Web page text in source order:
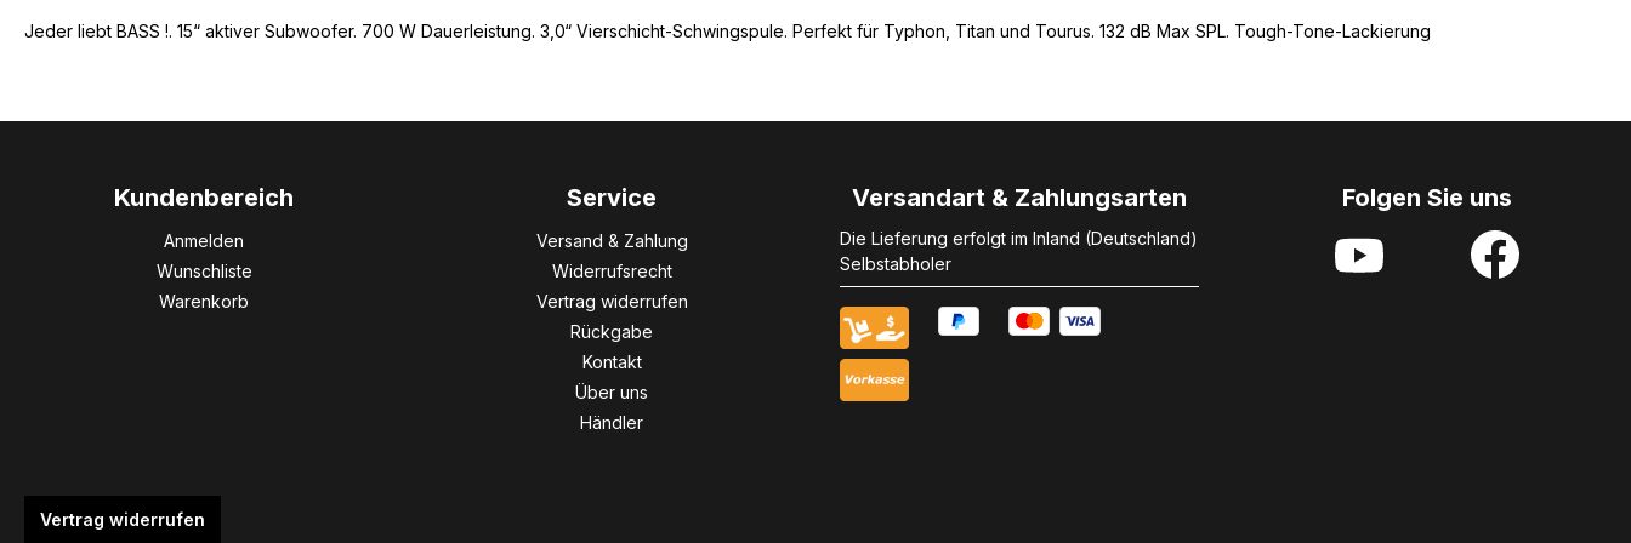
Jeder liebt BASS !. 15“ aktiver Subwoofer. 700 W Dauerleistung. 3,0“ Vierschicht-Schwingspule. Perfekt für Typhon, Titan und Tourus. 132 dB Max SPL. Tough-Tone-Lackierung
Kundenbereich
Anmelden
Wunschliste
Warenkorb
Service
Versand & Zahlung
Widerrufsrecht
Vertrag widerrufen
Rückgabe
Kontakt
Über uns
Händler
Versandart & Zahlungsarten
Die Lieferung erfolgt im Inland (Deutschland)
Selbstabholer
Folgen Sie uns
Vertrag widerrufen